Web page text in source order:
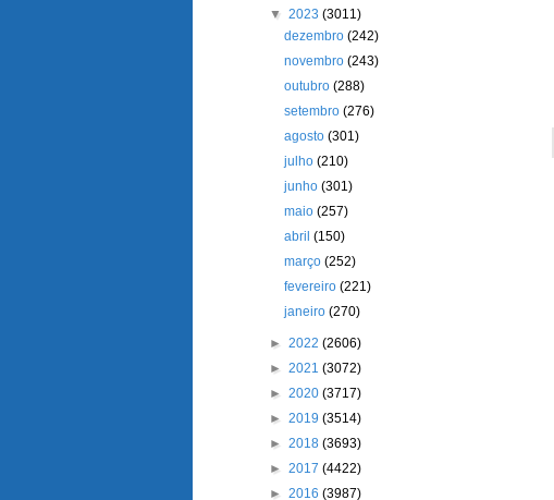
▼ 2023 (3011)
dezembro(242)
novembro(243)
outubro(288)
setembro(276)
agosto(301)
julho(210)
junho(301)
maio(257)
abril(150)
março(252)
fevereiro(221)
janeiro(270)
► 2022 (2606)
► 2021 (3072)
► 2020 (3717)
► 2019 (3514)
► 2018 (3693)
► 2017 (4422)
► 2016 (3987)